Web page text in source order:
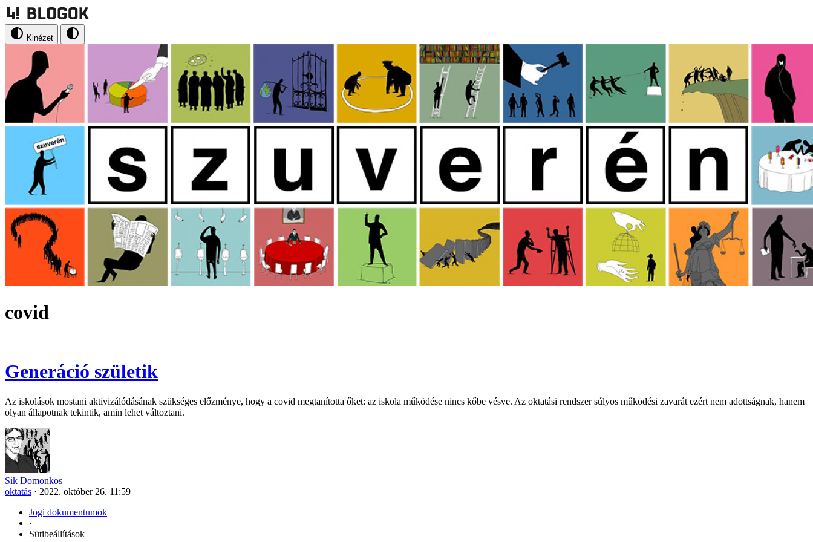
Kinézet
covid
Generáció születik
Az iskolások mostani aktivizálódásának szükséges előzménye, hogy a covid megtanította őket: az iskola működése nincs kőbe vésve. Az oktatási rendszer súlyos működési zavarát ezért nem adottságnak, hanem
olyan állapotnak tekintik, amin lehet változtani.
Sik Domonkos
oktatás · 2022. október 26. 11:59
Jogi dokumentumok
·
Sütibeállítások